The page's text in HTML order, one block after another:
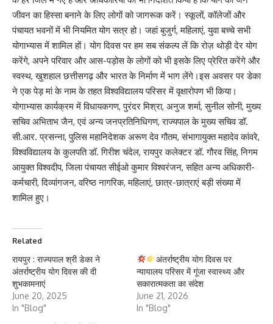
जीवन का हिस्सा बनाने के लिए लोगों को जागरूक करें। स्कूलों, कॉलेजों और
पंचायत भवनों में भी नियमित योग सत्र हो। जहां बुजुर्ग, महिलाएं, युवा बच्चे सभी
योगाभ्यास में शामिल हों। योग दिवस पर हम सब संकल्प लें कि रोज़ थोड़ी देर योग
करेंगे, अपने परिवार और आस-पड़ोस के लोगों को भी इसके लिए प्रेरित करेंगे और
स्वस्थ, खुशहाल छत्तीसगढ़ और भारत के निर्माण में भाग लेंगे।इस अवसर पर डेका
ने एक पेड़ मां के नाम के तहत विश्वविद्यालय परिसर में वृक्षारोपण भी किया।
योगाभ्यास कार्यक्रम में विधायकगण, पुरंदर मिश्रा, अनुज शर्मा, सुनील सोनी, मुख्य
सचिव अभिताभ जैन, एवं अन्य जनप्रतिनिधिगण, राज्यपाल के मुख्य सचिव डॉ.
सी.आर. प्रसन्ना, पुलिस महानिदेशक अरूण देव गौतम, संभागायुक्त महादेव कांवरे,
विश्वविद्यालय के कुलपति डॉ. गिरीश चंदेल, रायपुर कलेक्टर डॉ. गौरव सिंह, निगम
आयुक्त विश्वदीप, जिला पंचायत सीईओ कुमार विश्वरंजन, सहित अन्य अधिकारी-
कर्मचारी, दिव्यांगजन, वरिष्ठ नागरिक, महिलाएं, छात्र-छात्राएं बड़ी संख्या में
शामिल हुए।
Related
रायपुर : राज्यपाल श्री डेका ने
अंतर्राष्ट्रीय योग दिवस की दी
शुभकामनाएं
June 20, 2025
In "Blog"
अंतर्राष्ट्रीय योग दिवस पर
न्यायालय परिसर में गूंजा स्वास्थ्य और
सकारात्मकता का संदेश
June 21, 2026
In "Blog"